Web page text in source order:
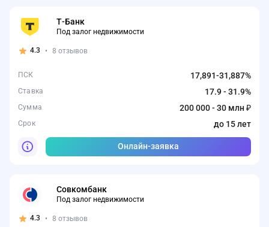
Т-Банк
Под залог недвижимости
4.3 • 8 отзывов
ПСК 17,891-31,887%
Ставка 17.9 - 31.9%
Сумма 200 000 - 30 млн ₽
Срок до 15 лет
Онлайн-заявка
Совкомбанк
Под залог недвижимости
4.3 • 8 отзывов